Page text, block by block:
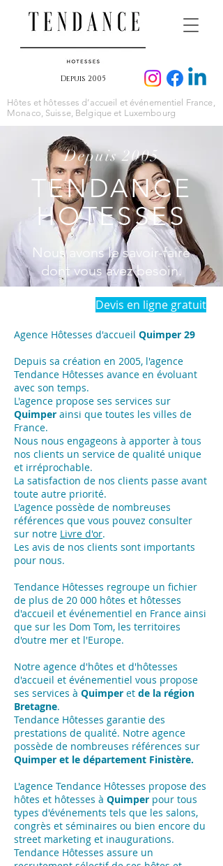
Depuis 2005
Hôtes et hôtesses d’accueil et événementiel France,
Monaco, Suisse, Belgique et Luxembourg
Depuis 2005
TENDANCE
HOTESSES
Nous avons le savoir-faire
dont vous avez besoin.
Devis en ligne gratuit
Agence Hôtesses d'accueil Quimper 29
Depuis sa création en 2005, l'agence
Tendance Hôtesses avance en évoluant
avec son temps.
L'agence propose ses services sur
Quimper ainsi que toutes les villes de
France.
Nous nous engageons à apporter à tous
nos clients un service de qualité unique
et irréprochable.
La satisfaction de nos clients passe avant
toute autre priorité.
L'agence possède de nombreuses
références que vous pouvez consulter
sur notre Livre d'or.
Les avis de nos clients sont importants
pour nous.
Tendance Hôtesses regroupe un fichier
de plus de 20 000 hôtes et hôtesses
d'accueil et événementiel en France ainsi
que sur les Dom Tom, les territoires
d'outre mer et l'Europe.
Notre agence d'hôtes et d'hôtesses
d'accueil et événementiel vous propose
ses services à Quimper et de la région
Bretagne.
Tendance Hôtesses garantie des
prestations de qualité. Notre agence
possède de nombreuses références sur
Quimper et le département Finistère.
L'agence Tendance Hôtesses propose des
hôtes et hôtesses à Quimper pour tous
types d'événements tels que les salons,
congrès et séminaires ou bien encore du
street marketing et inaugurations.
Tendance Hôtesses assure un